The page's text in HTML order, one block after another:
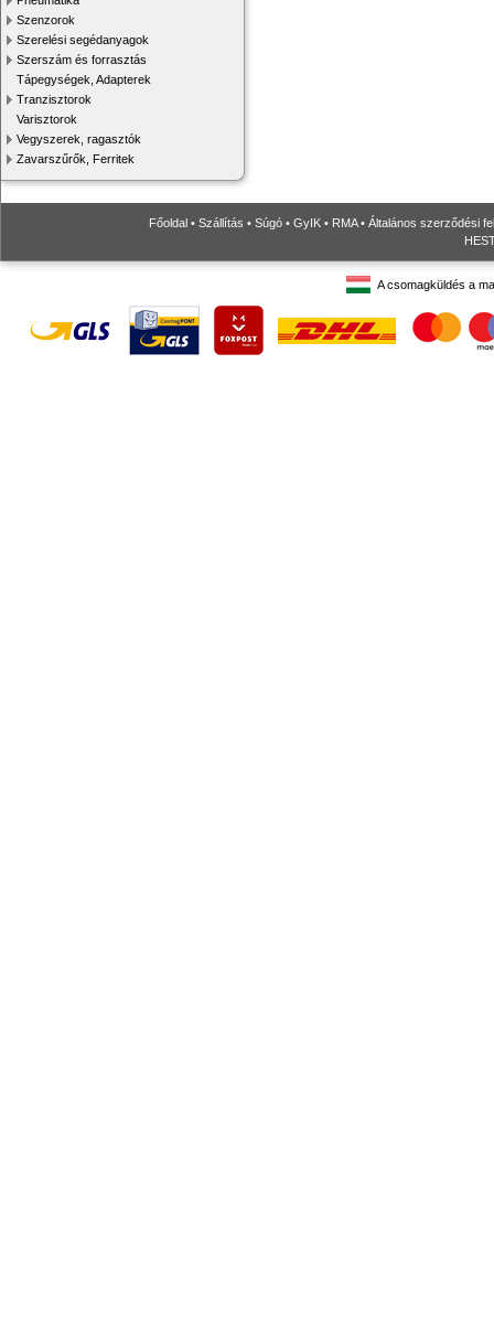
Szenzorok
Szerelési segédanyagok
Szerszám és forrasztás
Tápegységek, Adapterek
Tranzisztorok
Varisztorok
Vegyszerek, ragasztók
Zavarszűrők, Ferritek
Főoldal • Szállítás • Súgó • GyIK • RMA• Általános szerződési
A csomagküldés a